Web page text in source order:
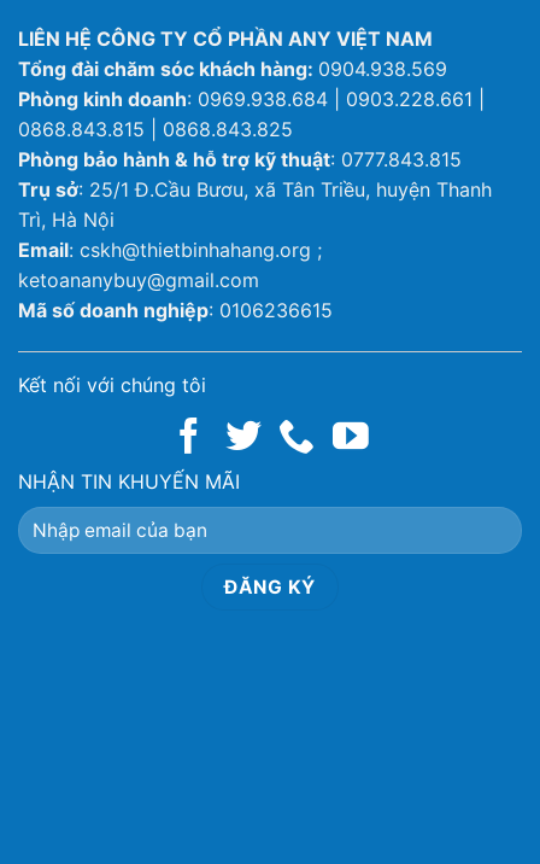
LIÊN HỆ CÔNG TY CỔ PHẦN ANY VIỆT NAM
Tổng đài chăm sóc khách hàng: 0904.938.569
Phòng kinh doanh: 0969.938.684 | 0903.228.661 |
0868.843.815 | 0868.843.825
Phòng bảo hành & hỗ trợ kỹ thuật: 0777.843.815
Trụ sở: 25/1 Đ.Cầu Bươu, xã Tân Triều, huyện Thanh
Trì, Hà Nội
Email: cskh@thietbinhahang.org ;
ketoananybuy@gmail.com
Mã số doanh nghiệp: 0106236615
Kết nối với chúng tôi
NHẬN TIN KHUYẾN MÃI